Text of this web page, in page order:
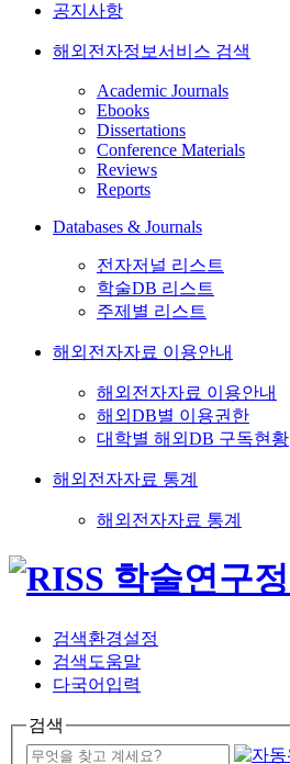
공지사항
해외전자정보서비스 검색
Academic Journals
Ebooks
Dissertations
Conference Materials
Reviews
Reports
Databases & Journals
전자저널 리스트
학술DB 리스트
주제별 리스트
해외전자자료 이용안내
해외전자자료 이용안내
해외DB별 이용권한
대학별 해외DB 구독현황
해외전자자료 통계
해외전자자료 통계
검색환경설정
검색도움말
다국어입력
검색